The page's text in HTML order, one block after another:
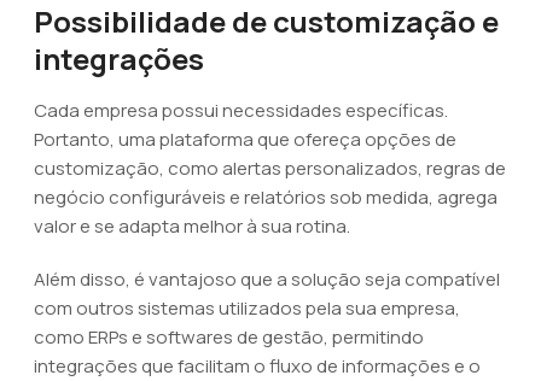
Possibilidade de customização e
integrações
Cada empresa possui necessidades específicas.
Portanto, uma plataforma que ofereça opções de
customização, como alertas personalizados, regras de
negócio configuráveis e relatórios sob medida, agrega
valor e se adapta melhor à sua rotina.
Além disso, é vantajoso que a solução seja compatível
com outros sistemas utilizados pela sua empresa,
como ERPs e softwares de gestão, permitindo
integrações que facilitam o fluxo de informações e o